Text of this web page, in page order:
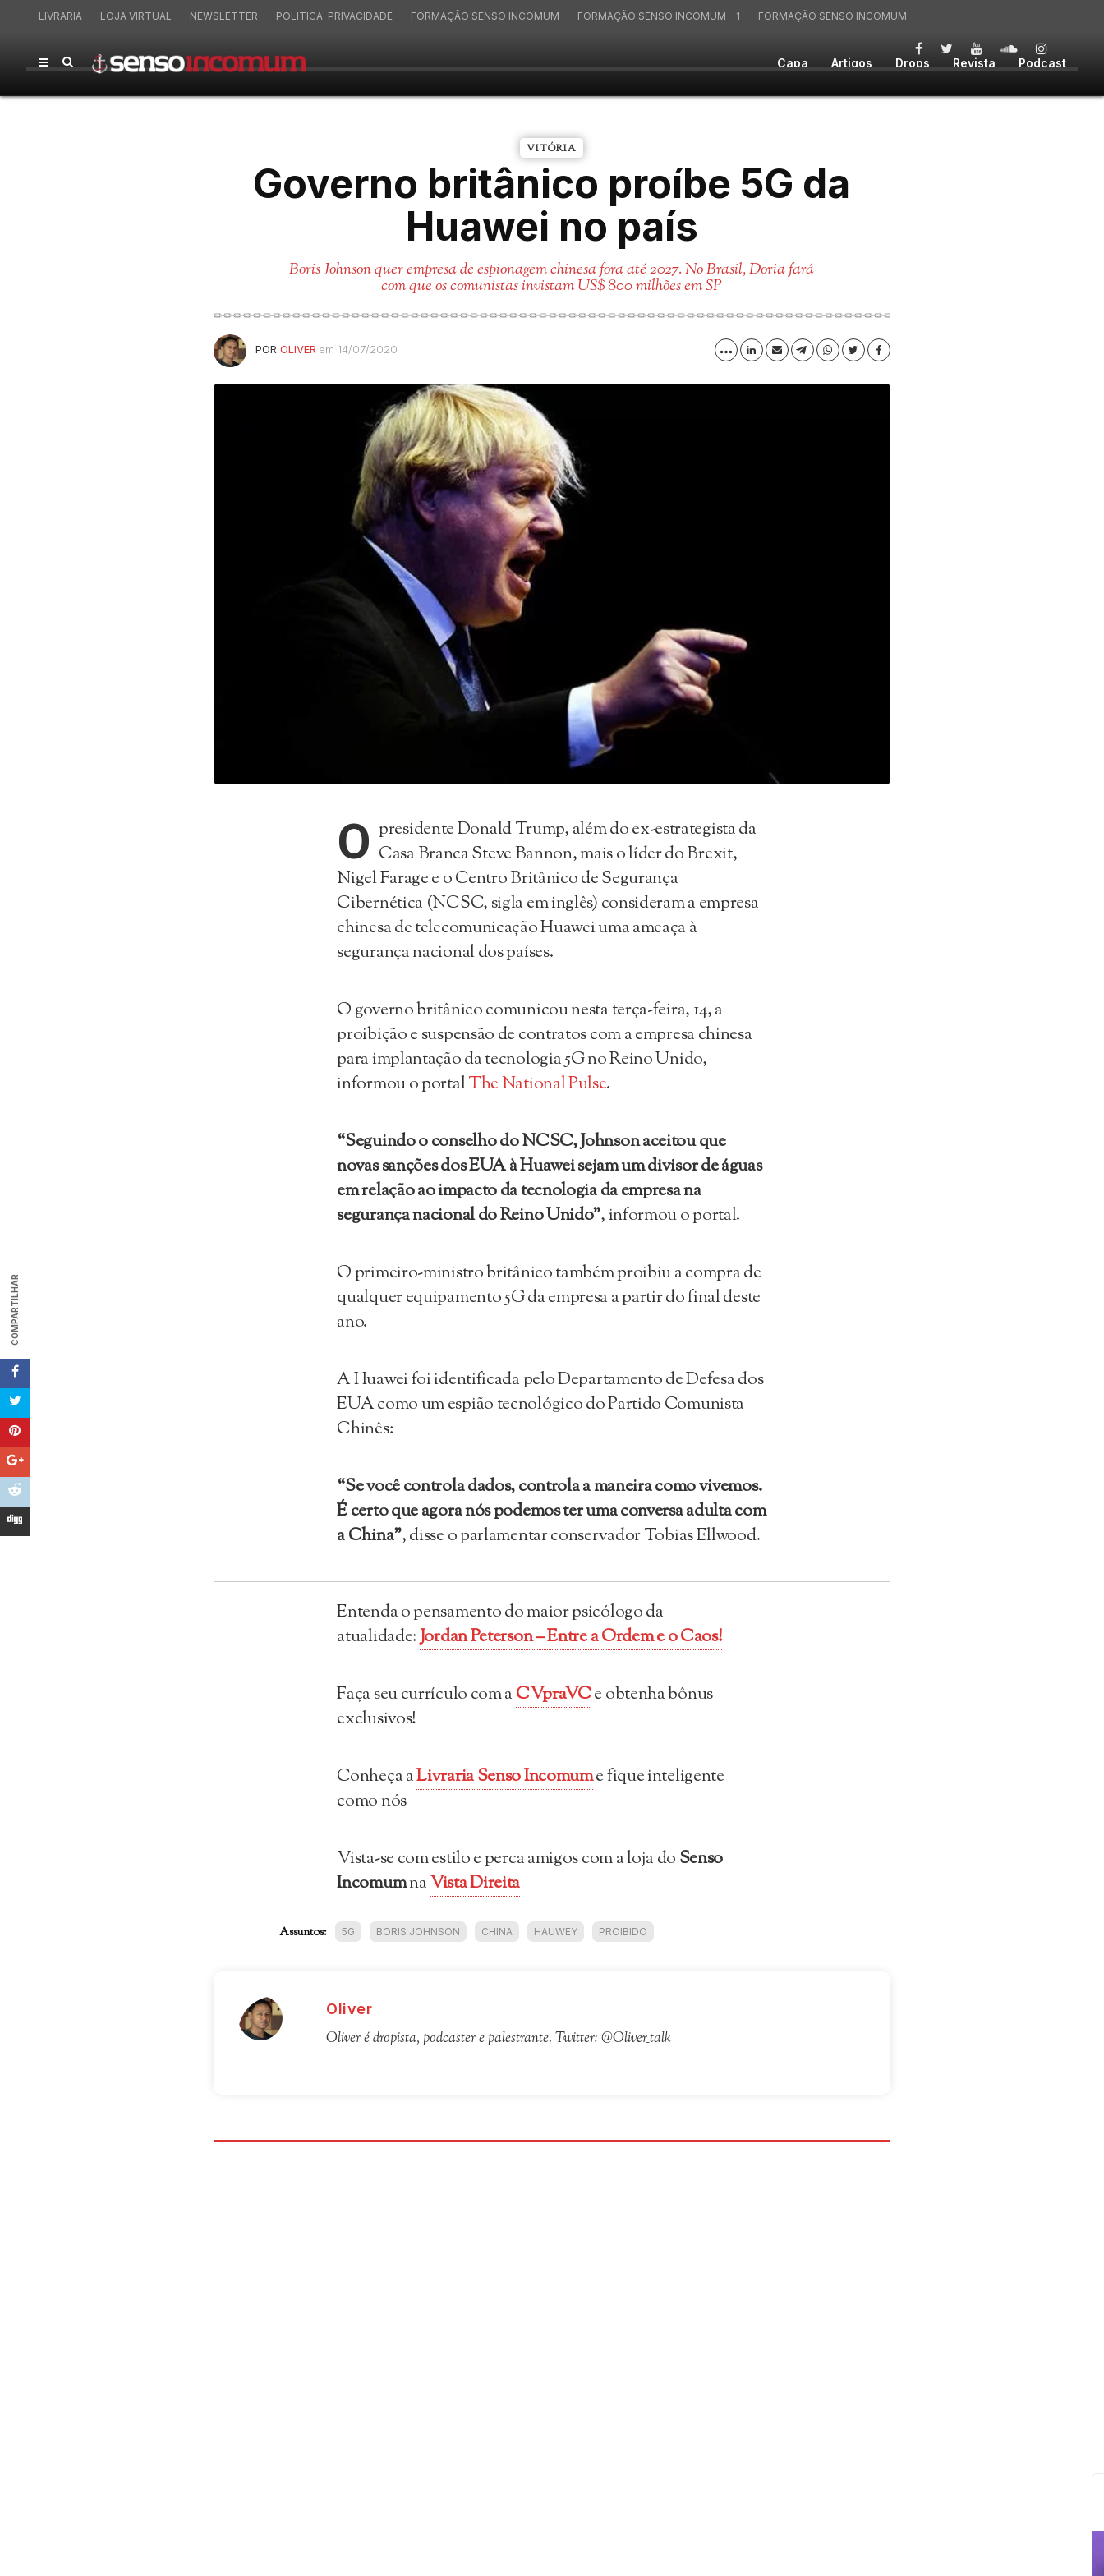
Capa Artigos Drops Revista Podcast
LIVRARIA LOJA VIRTUAL NEWSLETTER POLITICA-PRIVACIDADE FORMAÇÃO SENSO INCOMUM FORMAÇÃO SENSO INCOMUM – 1 FORMAÇÃO SENSO INCOMUM
VITÓRIA
Governo britânico proíbe 5G da
Huawei no país
Boris Johnson quer empresa de espionagem chinesa fora até 2027. No Brasil, Doria fará
com que os comunistas invistam US$ 800 milhões em SP
POROLIVER em 14/07/2020
COMPARTILHAR
O presidente Donald Trump, além do ex-estrategista da
Casa Branca Steve Bannon, mais o líder do Brexit,
Nigel Farage e o Centro Britânico de Segurança
Cibernética (NCSC, sigla em inglês) consideram a empresa
chinesa de telecomunicação Huawei uma ameaça à
segurança nacional dos países.
O governo britânico comunicou nesta terça-feira, 14, a
proibição e suspensão de contratos com a empresa chinesa
para implantação da tecnologia 5G no Reino Unido,
informou o portalThe National Pulse.
“Seguindo o conselho do NCSC, Johnson aceitou que
novas sanções dos EUA à Huawei sejam um divisor de águas
em relação ao impacto da tecnologia da empresa na
segurança nacional do Reino Unido”, informou o portal.
O primeiro-ministro britânico também proibiu a compra de
qualquer equipamento 5G da empresa a partir do final deste
ano.
A Huawei foi identificada pelo Departamento de Defesa dos
EUA como um espião tecnológico do Partido Comunista
Chinês:
“Se você controla dados, controla a maneira como vivemos.
É certo que agora nós podemos ter uma conversa adulta com
a China”, disse o parlamentar conservador Tobias Ellwood.
Entenda o pensamento do maior psicólogo da
atualidade:Jordan Peterson – Entre a Ordem e o Caos!
Faça seu currículo com a CVpraVCe obtenha bônus
exclusivos!
Conheça aLivraria Senso Incomume fique inteligente
como nós
Vista-se com estilo e perca amigos com a loja do Senso
IncomumnaVista Direita
Assuntos: 5G BORIS JOHNSON CHINA HAUWEY PROIBIDO
Oliver
Oliver é dropista, podcaster e palestrante. Twitter: @Oliver_talk